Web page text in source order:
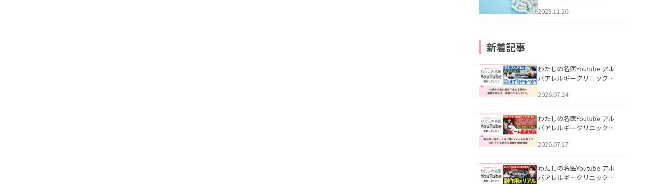
2023.11.10
新着記事
わたしの名医Youtube アル
バアレルギークリニック札
える男性へ｜医師が教える
公開いたしました。
2026.07.24
わたしの名医Youtube アル
バアレルギークリニック札
跡にVビームは効く？向いて
説」を公開いたしました。
2026.07.17
わたしの名医Youtube アル
バアレルギークリニック札